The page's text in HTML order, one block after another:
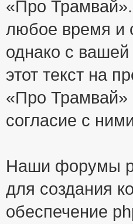
«Про
любое время и
однако с
этот текст на
«Про Трамвай»
согласие с
Наши форумы
для создания
обеспечение